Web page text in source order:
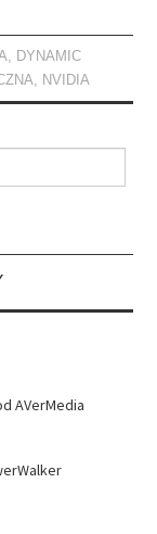
, DYNAMIC
, NVIDIA
AVerMedia